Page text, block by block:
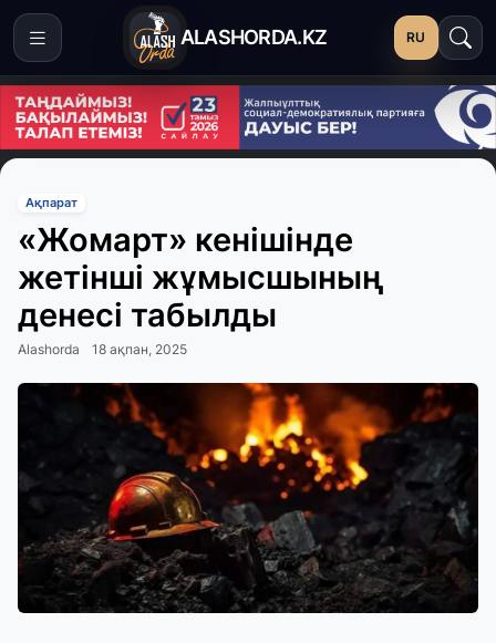
ALASHORDA.KZ RU
Ақпарат
«Жомарт» кенішінде
жетінші жұмысшының
денесі табылды
Alashorda 18 ақпан, 2025